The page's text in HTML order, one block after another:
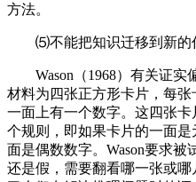
方法。
⑸不能把知识迁移到新的
Wason（1968）有关证实
材料为四张正方形卡片，每
一面上有一个数字。这四张
个规则，即如果卡片的一面
面是偶数数字。Wason要求
还是假，需要翻看哪一张或哪